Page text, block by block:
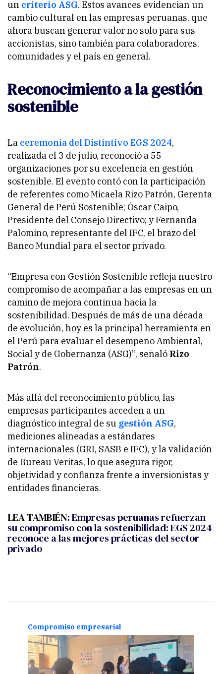
un criterio ASG. Estos avances evidencian un
cambio cultural en las empresas peruanas, que
ahora buscan generar valor no solo para sus
accionistas, sino también para colaboradores,
comunidades y el país en general.
Reconocimiento a la gestión
sostenible
La ceremonia del Distintivo EGS 2024,
realizada el 3 de julio, reconoció a 55
organizaciones por su excelencia en gestión
sostenible. El evento contó con la participación
de referentes como Micaela Rizo Patrón, Gerenta
General de Perú Sostenible; Óscar Caipo,
Presidente del Consejo Directivo; y Fernanda
Palomino, representante del IFC, el brazo del
Banco Mundial para el sector privado.
“Empresa con Gestión Sostenible refleja nuestro
compromiso de acompañar a las empresas en un
camino de mejora continua hacia la
sostenibilidad. Después de más de una década
de evolución, hoy es la principal herramienta en
el Perú para evaluar el desempeño Ambiental,
Social y de Gobernanza (ASG)”, señaló Rizo
Patrón.
Más allá del reconocimiento público, las
empresas participantes acceden a un
diagnóstico integral de su gestión ASG,
mediciones alineadas a estándares
internacionales (GRI, SASB e IFC), y la validación
de Bureau Veritas, lo que asegura rigor,
objetividad y confianza frente a inversionistas y
entidades financieras.
LEA TAMBIÉN:Empresas peruanas refuerzan
su compromiso con la sostenibilidad: EGS 2024
reconoce a las mejores prácticas del sector
privado
Compromiso empresarial